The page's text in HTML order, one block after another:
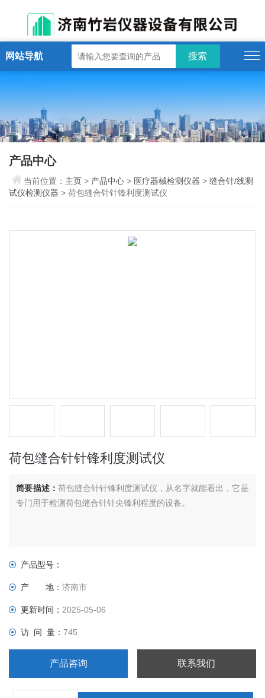
网站导航
产品中心
当前位置： 主页> 产品中心 > 医疗器械检测仪器 >缝合针/线测
试仪检测仪器 > 荷包缝合针针锋利度测试仪
荷包缝合针针锋利度测试仪
简要描述： 荷包缝合针针锋利度测试仪，从名字就能看出，它是
专门用于检测荷包缝合针针尖锋利程度的设备。
产品型号：
产 地：济南市
更新时间：2025-05-06
访 问 量：745
产品咨询 联系我们